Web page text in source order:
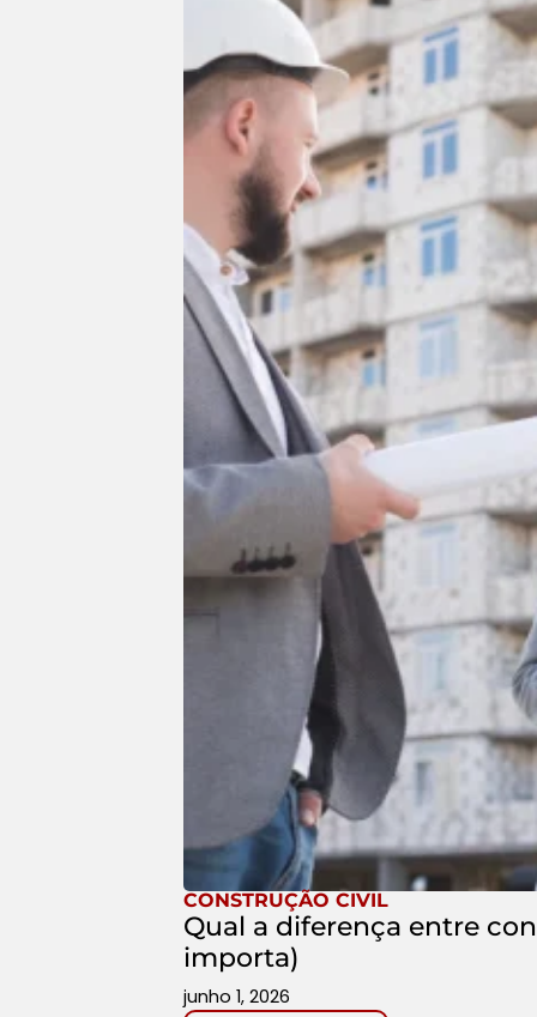
CONSTRUÇÃO CIVIL
Qual a diferença entre
importa)
junho 1, 2026